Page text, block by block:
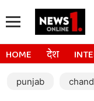
HOME देश
punjab